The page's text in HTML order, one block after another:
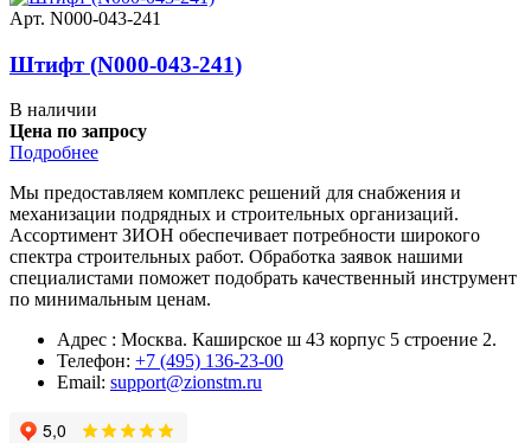
Арт. N000-043-241
Штифт (N000-043-241)
В наличии
Цена по запросу
Подробнее
Мы предоставляем комплекс решений для снабжения и
механизации подрядных и строительных организаций.
Ассортимент ЗИОН обеспечивает потребности широкого
спектра строительных работ. Обработка заявок нашими
специалистами поможет подобрать качественный инструмент
по минимальным ценам.
Адрес : Москва. Каширское ш 43 корпус 5 строение 2.
Телефон: +7 (495) 136-23-00
Email: support@zionstm.ru